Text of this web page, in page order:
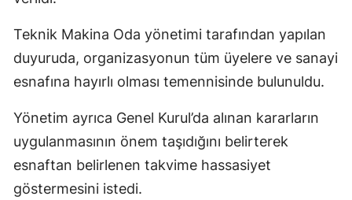
Teknik Makina Oda yönetimi tarafından yapılan
duyuruda, organizasyonun tüm üyelere ve sanayi
esnafına hayırlı olması temennisinde bulunuldu.
Yönetim ayrıca Genel Kurul’da alınan kararların
uygulanmasının önem taşıdığını belirterek
esnaftan belirlenen takvime hassasiyet
göstermesini istedi.